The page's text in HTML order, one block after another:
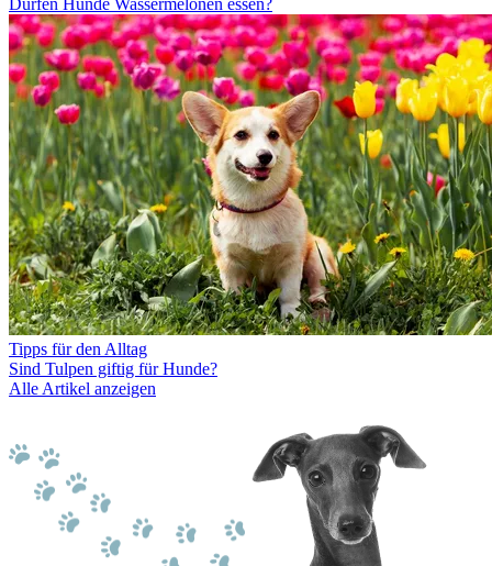
Dürfen Hunde Wassermelonen essen?
Tipps für den Alltag
Sind Tulpen giftig für Hunde?
Alle Artikel anzeigen